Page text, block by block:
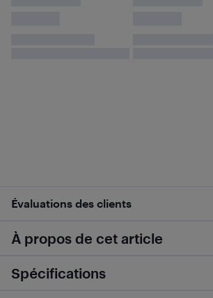
Évaluations des clients
À propos de cet article
Spécifications